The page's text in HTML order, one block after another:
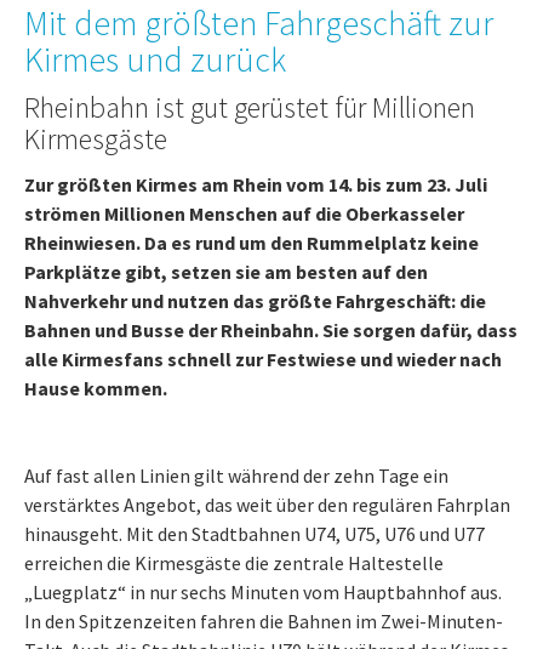
Mit dem größten Fahrgeschäft zur
Kirmes und zurück
Rheinbahn ist gut gerüstet für Millionen
Kirmesgäste
Zur größten Kirmes am Rhein vom 14. bis zum 23. Juli
strömen Millionen Menschen auf die Oberkasseler
Rheinwiesen. Da es rund um den Rummelplatz keine
Parkplätze gibt, setzen sie am besten auf den
Nahverkehr und nutzen das größte Fahrgeschäft: die
Bahnen und Busse der Rheinbahn. Sie sorgen dafür, dass
alle Kirmesfans schnell zur Festwiese und wieder nach
Hause kommen.
Auf fast allen Linien gilt während der zehn Tage ein
verstärktes Angebot, das weit über den regulären Fahrplan
hinausgeht. Mit den Stadtbahnen U74, U75, U76 und U77
erreichen die Kirmesgäste die zentrale Haltestelle
„Luegplatz“ in nur sechs Minuten vom Hauptbahnhof aus.
In den Spitzenzeiten fahren die Bahnen im Zwei-Minuten-